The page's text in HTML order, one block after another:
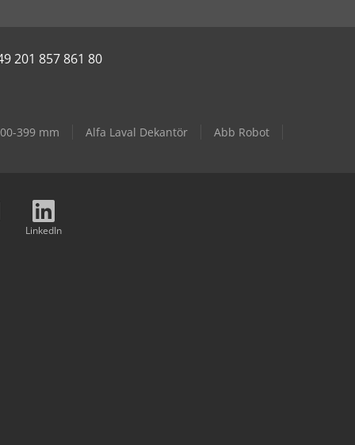
201 857 861 80
399 mm Alfa Laval Dekantör
Abb Robot
LinkedIn